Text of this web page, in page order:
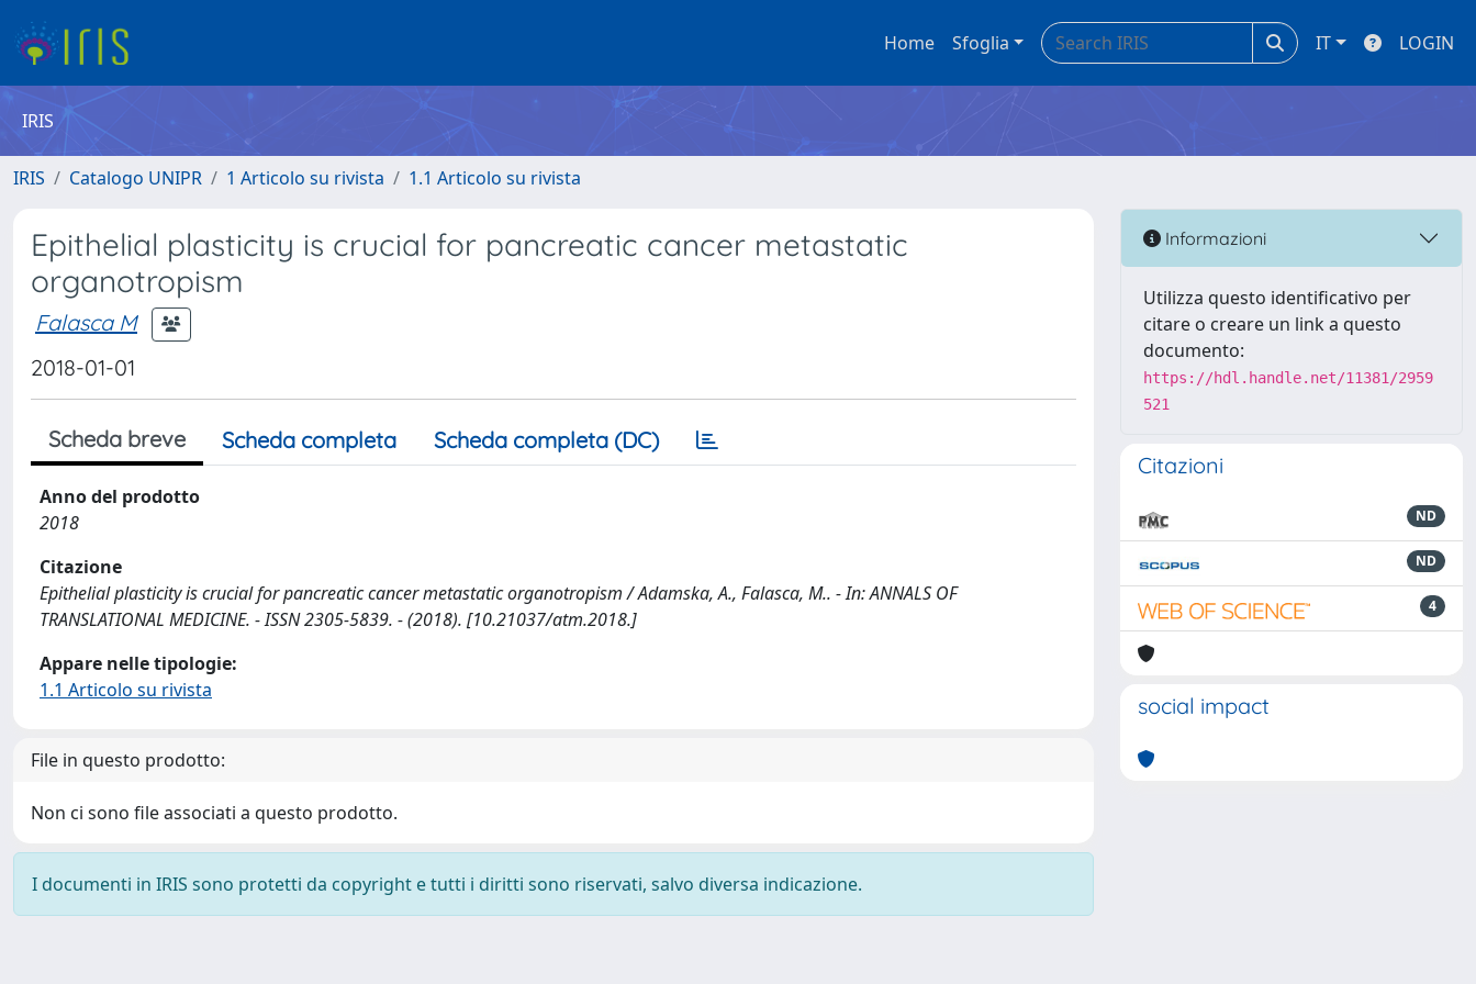
Home Sfoglia IT LOGIN
IRIS
IRIS Catalogo UNIPR 1 Articolo su rivista 1.1 Articolo su rivista
Epithelial plasticity is crucial for pancreatic cancer metastatic
organotropism
Falasca M
2018-01-01
Scheda breve Scheda completa Scheda completa (DC)
Anno del prodotto
2018
Citazione
Epithelial plasticity is crucial for pancreatic cancer metastatic organotropism / Adamska, A., Falasca, M.. - In: ANNALS OF
TRANSLATIONAL MEDICINE. - ISSN 2305-5839. - (2018). [10.21037/atm.2018.]
Appare nelle tipologie:
1.1 Articolo su rivista
File in questo prodotto:
Non ci sono file associati a questo prodotto.
I documenti in IRIS sono protetti da copyright e tutti i diritti sono riservati, salvo diversa indicazione.
Informazioni
Utilizza questo identificativo per
citare o creare un link a questo
documento:
https://hdl.handle.net/11381/2959
521
Citazioni
ND
ND
4
social impact